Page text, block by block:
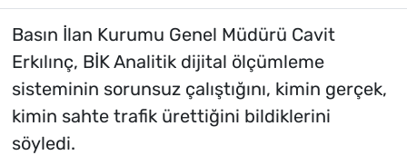
Basın İlan Kurumu Genel Müdürü Cavit
Erkılınç, BİK Analitik dijital ölçümleme
sisteminin sorunsuz çalıştığını, kimin gerçek,
kimin sahte trafik ürettiğini bildiklerini
söyledi.